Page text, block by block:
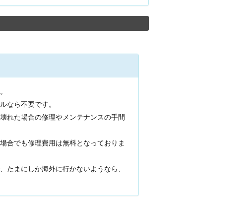
なら不要です。
れた場合の修理やメンテナンスの手間
合でも修理費用は無料となっておりま
たまにしか海外に行かないようなら、